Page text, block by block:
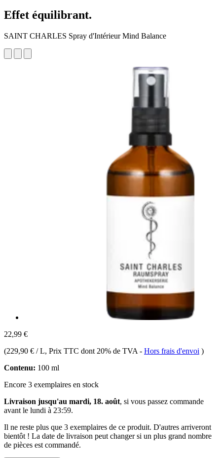
Effet équilibrant.
SAINT CHARLES Spray d'Intérieur Mind Balance
22,99 €
(229,90 € / L, Prix TTC dont 20% de TVA - Hors frais d'envoi )
Contenu: 100 ml
Encore 3 exemplaires en stock
Livraison jusqu'au mardi, 18. août, si vous passez commande
avant le lundi à 23:59.
Il ne reste plus que 3 exemplaires de ce produit. D'autres arriveront
bientôt ! La date de livraison peut changer si un plus grand nombre
de pièces est commandé.